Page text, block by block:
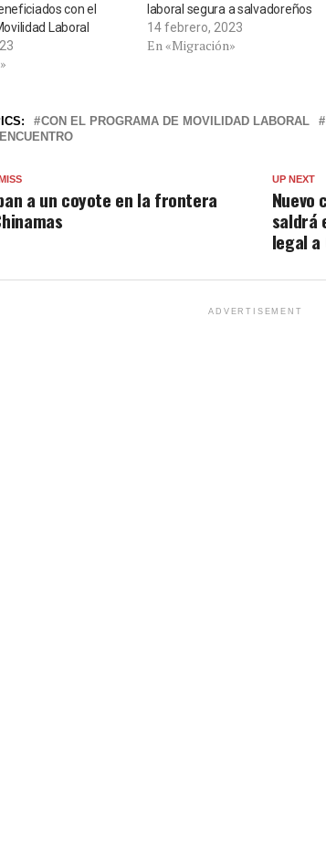
con el
Laboral
laboral segura a salvadoreños
14 febrero, 2023
En «Migración»
CON EL PROGRAMA DE MOVILIDAD LABORAL
UP NEXT
Nuevo
saldrá
legal a
a un coyote en la frontera
ADVERTISEMENT